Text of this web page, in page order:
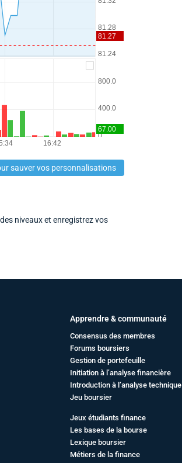
sauver vos personnalisations
niveaux et enregistrez vos
Apprendre & communauté
Consensus des membres
Forums boursiers
Gestion de portefeuille
Initiation à l’analyse financière
Introduction à l’analyse technique
Jeu boursier
Jeux étudiants finance
Les bases de la bourse
Lexique boursier
Métiers de la finance